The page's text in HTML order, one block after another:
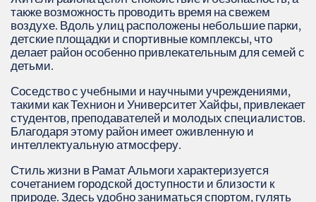
также возможность проводить время на свежем
воздухе. Вдоль улиц расположены небольшие парки,
детские площадки и спортивные комплексы, что
делает район особенно привлекательным для семей с
детьми.
Соседство с учебными и научными учреждениями,
такими как Технион и Университет Хайфы, привлекает
студентов, преподавателей и молодых специалистов.
Благодаря этому район имеет оживленную и
интеллектуальную атмосферу.
Стиль жизни в Рамат Альмоги характеризуется
сочетанием городской доступности и близости к
природе. Здесь удобно заниматься спортом, гулять